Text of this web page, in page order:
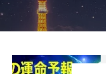
秘伝公開！吉凶カレンダー
記事カテゴリー